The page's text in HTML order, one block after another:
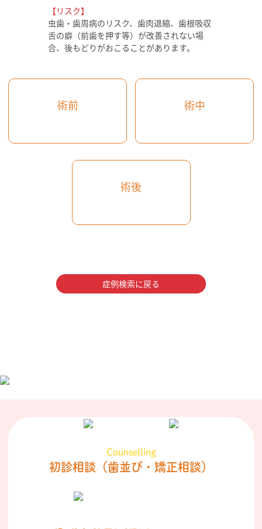
【リスク】
虫歯・歯周病のリスク、歯肉退縮、歯根吸収
舌の癖（前歯を押す等）が改善されない場
合、後もどりがおこることがあります。
術前 術中
術後
症例検索に戻る
Counselling
初診相談 （歯並び・矯正相談）